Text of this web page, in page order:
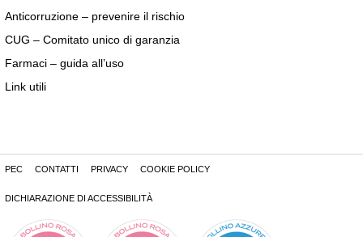
Anticorruzione – prevenire il rischio
CUG – Comitato unico di garanzia
Farmaci – guida all’uso
Link utili
PEC CONTATTI PRIVACY COOKIE POLICY
DICHIARAZIONE DI ACCESSIBILITÀ